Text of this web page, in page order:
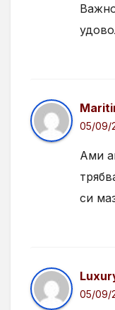
05/09/
Ами
си
05/09/